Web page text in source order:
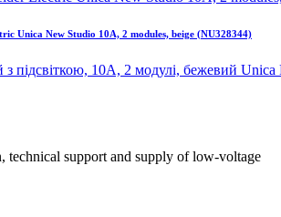
Unica New Studio 10A, 2 modules, beige (NU328344)
підсвіткою, 10А, 2 модулі, бежевий
technical support and supply of low-voltage